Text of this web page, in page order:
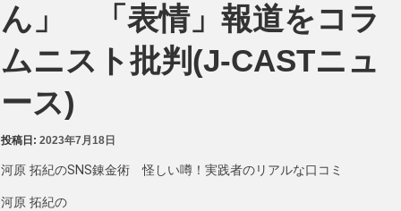
ん」 「表情」報道をコラ
ムニスト批判(J-CASTニュ
ース)
投稿日: 2023年7月18日
河原 拓紀のSNS錬金術 怪しい噂！実践者のリアルな口コミ
河原 拓紀の